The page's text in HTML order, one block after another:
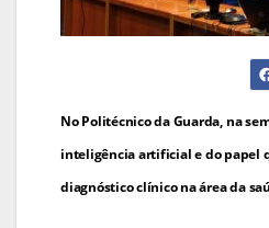
Navegação
de
artigos
No Politécnico da Guarda, na
inteligência artificial e do papel
diagnóstico clínico na área da